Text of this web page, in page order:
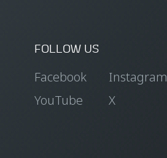
FOLLOW US
Facebook
Instagram
YouTube
X